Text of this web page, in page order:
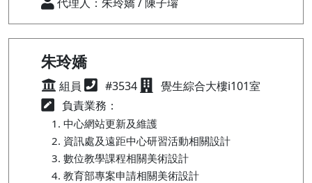
朱玲嬌
組員 #3534
覺生綜合大樓i101室
負責業務：
中心網站更新及維護
資訊處及遠距中心研習活動相關設計
數位教學課程相關美術設計
教育部專案申請相關美術設計